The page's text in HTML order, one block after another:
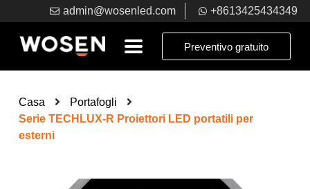
admin@wosenled.com +8613425434349
Preventivo gratuito
Casa
Portafogli
Serie TECHLUX-R Proiettori LED portatili per
esterni